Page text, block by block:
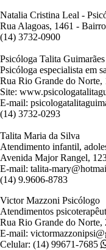
Natalia Cristina Leal -
Rua Alagoas, 1461 -
(14) 3732-0900
Psicóloga Talita Guimarães
Psicóloga especialista em
Rua Rio Grande do
Site:
E-mail:
(14) 3732-0293
Talita Maria da Silva
Atendimento infantil,
Avenida Major Rangel,
E-mail: talita-
(14) 9.9606-8783
Victor Mazzoni Psicólogo
Atendimentos
Rua Rio Grande do
E-mail:
Celular: (14) 99671-7685